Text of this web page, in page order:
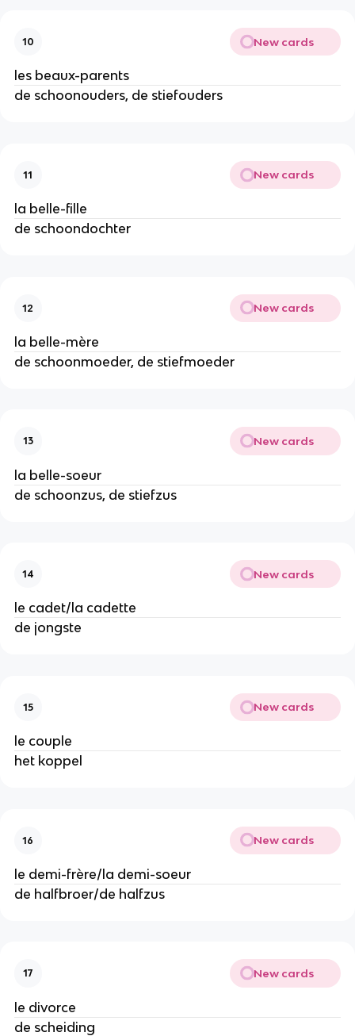
10 New cards
les beaux-parents
de schoonouders, de stiefouders
11 New cards
la belle-fille
de schoondochter
12 New cards
la belle-mère
de schoonmoeder, de stiefmoeder
13 New cards
la belle-soeur
de schoonzus, de stiefzus
14 New cards
le cadet/la cadette
de jongste
15 New cards
le couple
het koppel
16 New cards
le demi-frère/la demi-soeur
de halfbroer/de halfzus
17 New cards
le divorce
de scheiding